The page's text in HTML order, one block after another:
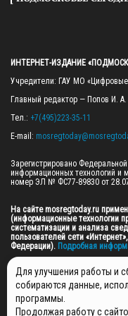
ИНТЕРНЕТ-ИЗДАНИЕ
Учредители: ГАУ МО
Главный редактор — Попов И. А.
Тел.: +7(495)223-35-11
E-mail:
Зарегистрировано
информационных технологий и
номер ЭЛ № ФС77-89830 от
На сайте mosregtoday.ru
(информационные технологии
систематизации и анализа
пользователей сети
Федерации). Подробная
© 2026 ПРАВА НА ВСЕ
МЕДИА" (ОГРН: 1255000059467).
Для улучшения работы и
собираются данные,
программы.
Продолжая работу с